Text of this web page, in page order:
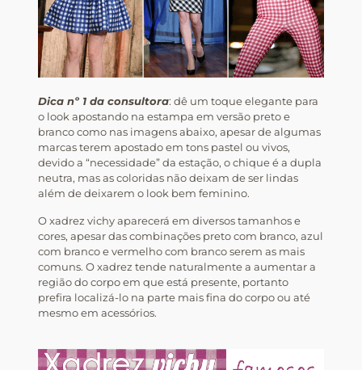
Dica nº 1 da consultora: dê um toque elegante para
o look apostando na estampa em versão preto e
branco como nas imagens abaixo, apesar de algumas
marcas terem apostado em tons pastel ou vivos,
devido a “necessidade” da estação, o chique é a dupla
neutra, mas as coloridas não deixam de ser lindas
além de deixarem o look bem feminino.
O xadrez vichy aparecerá em diversos tamanhos e
cores, apesar das combinações preto com branco, azul
com branco e vermelho com branco serem as mais
comuns. O xadrez tende naturalmente a aumentar a
região do corpo em que está presente, portanto
prefira localizá-lo na parte mais fina do corpo ou até
mesmo em acessórios.